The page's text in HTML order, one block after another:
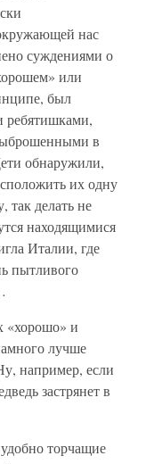
нас
суждениями о
или
был
ребятишками,
в
обнаружили,
их одну
так делать не
находящимися
Италии, где
пытливого
«хорошо» и
лучше
например, если
застрянет в
торчащие